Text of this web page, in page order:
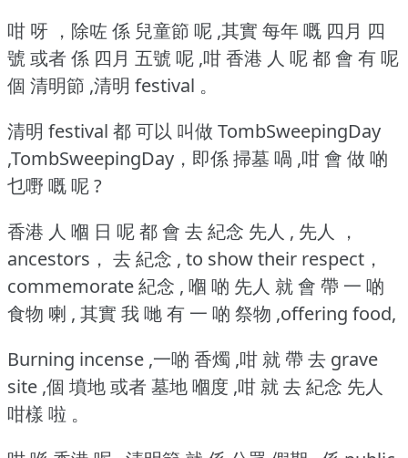
咁 呀 ，除咗 係 兒童節 呢 ,其實 每年 嘅 四月 四
號 或者 係 四月 五號 呢 ,咁 香港 人 呢 都 會 有 呢
個 清明節 ,清明 festival 。
清明 festival 都 可以 叫做 TombSweepingDay
,TombSweepingDay，即係 掃墓 喎 ,咁 會 做 啲
乜嘢 嘅 呢 ?
香港 人 嗰 日 呢 都 會 去 紀念 先人 , 先人 ，
ancestors， 去 紀念 , to show their respect，
commemorate 紀念 , 嗰 啲 先人 就 會 帶 一 啲
食物 喇 , 其實 我 哋 有 一 啲 祭物 ,offering food,
Burning incense ,一啲 香燭 ,咁 就 帶 去 grave
site ,個 墳地 或者 墓地 嗰度 ,咁 就 去 紀念 先人
咁樣 啦 。